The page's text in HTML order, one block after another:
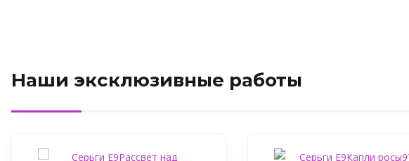
Наши эксклюзивные работы